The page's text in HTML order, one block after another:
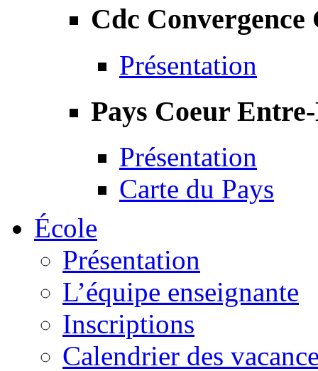
Cdc Convergence
Présentation
Pays Coeur
Présentation
Carte du Pays
École
Présentation
L’équipe enseignante
Inscriptions
Calendrier des